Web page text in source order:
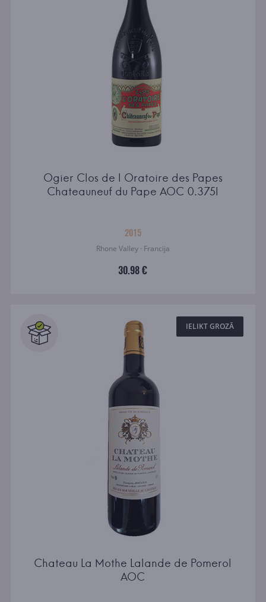
Ogier Clos de l Oratoire des Papes
Chateauneuf du Pape AOC 0.375l
2015
Rhone Valley · Francija
30.98 €
IELIKT GROZĀ
Chateau La Mothe Lalande de Pomerol
AOC